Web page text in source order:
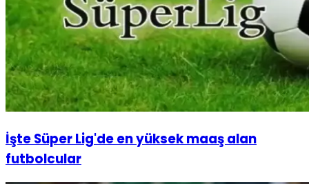
İşte Süper Lig'de en yüksek maaş alan
futbolcular